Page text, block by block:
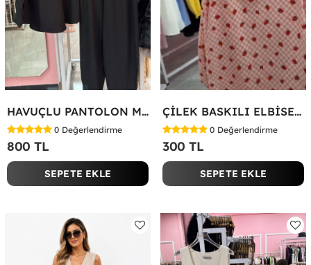
HAVUÇLU PANTOLON MİYASE TAKIM Siyah
0 Değerlendirme
800 TL
SEPETE EKLE
ÇİLEK BASKILI ELBİSE Bej
0 Değerlendirme
300 TL
SEPETE EKLE